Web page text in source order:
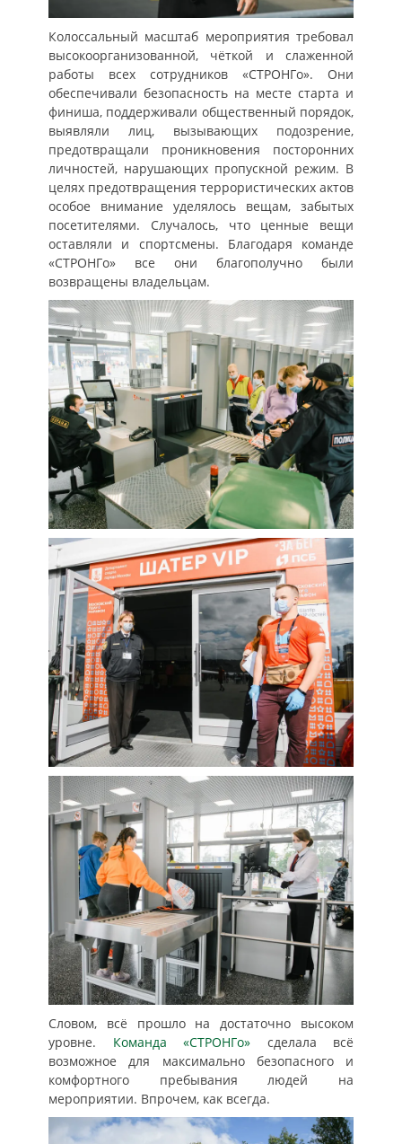
Колоссальный масштаб мероприятия требовал
высокоорганизованной, чёткой и слаженной
работы всех сотрудников «СТРОНГо». Они
обеспечивали безопасность на месте старта и
финиша, поддерживали общественный порядок,
выявляли лиц, вызывающих подозрение,
предотвращали проникновения посторонних
личностей, нарушающих пропускной режим. В
целях предотвращения террористических актов
особое внимание уделялось вещам, забытых
посетителями. Случалось, что ценные вещи
оставляли и спортсмены. Благодаря команде
«СТРОНГо» все они благополучно были
возвращены владельцам.
Словом, всё прошло на достаточно высоком
уровне. Команда «СТРОНГо» сделала всё
возможное для максимально безопасного и
комфортного пребывания людей на
мероприятии. Впрочем, как всегда.